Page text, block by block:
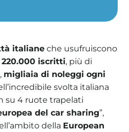
italianeche usufruiscono
220.000 iscritti, più di
, migliaia di noleggi ogni
svolta italiana
su 4 ruote trapelati
del car sharing”,
della European